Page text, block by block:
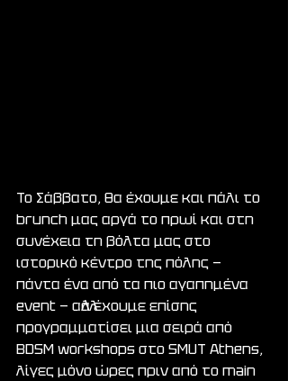
Το Σάββατο, θα έχουμε και πάλι το
brunch μας αργά το πρωί και στη
συνέχεια τη βόλτα μας στο
ιστορικό κέντρο της πόλης —
πάντα ένα από τα πιο αγαπημένα
event — αλλά έχουμε επίσης
προγραμματίσει μια σειρά από
BDSM workshops στο SMUT Athens,
λίγες μόνο ώρες πριν από το main